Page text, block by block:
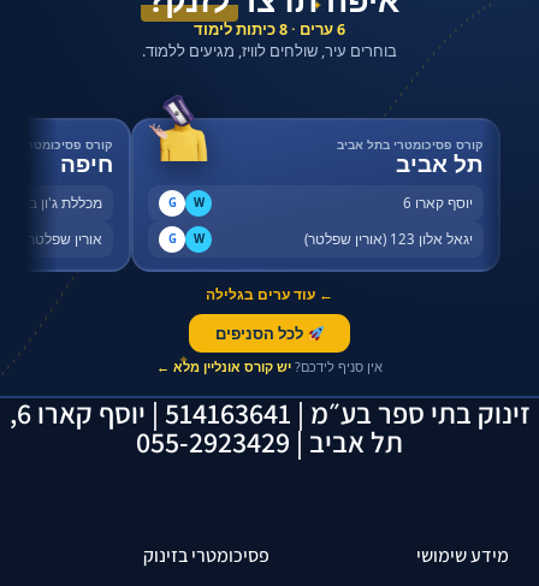
✦
✦
6 ערים · 8 כיתות לימוד
בוחרים עיר, שולחים לוויז, מגיעים ללמוד.
קורס פסיכומטרי בתל אביב
תל אביב
יוסף קארו 6 W
G
יגאל אלון 123 (אורין שפלטר) W
G
קורס פסיכומטרי
חיפה
מכללת ג'ון
אורין שפלטר,
← עוד ערים בגלילה
לכל הסניפים
אין סניף לידכם? יש קורס אונליין מלא ←
זינוק בתי ספר בע״מ | 514163641 | יוסף קארו 6,
תל אביב | 055-2923429
מידע שימושי פסיכומטרי בזינוק